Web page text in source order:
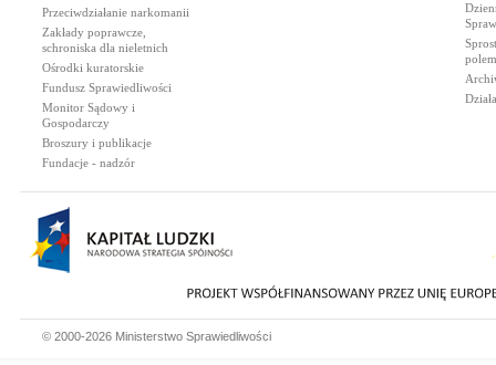
Przeciwdziałanie narkomanii
Zakłady poprawcze,
schroniska dla nieletnich
Ośrodki kuratorskie
Fundusz Sprawiedliwości
Monitor Sądowy i
Gospodarczy
Broszury i publikacje
Fundacje - nadzór
© 2000-2026 Ministerstwo Sprawiedliwości